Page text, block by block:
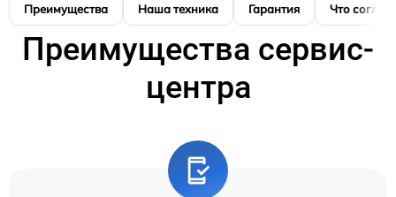
Преимущества Наша техника Гарантия Что
Преимущества сервис-
центра